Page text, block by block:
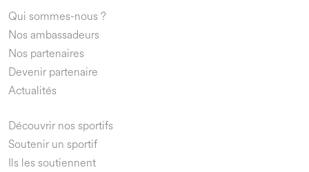
Qui sommes-nous ?
Nos ambassadeurs
Nos partenaires
Devenir partenaire
Actualités
Découvrir nos sportifs
Soutenir un sportif
Ils les soutiennent